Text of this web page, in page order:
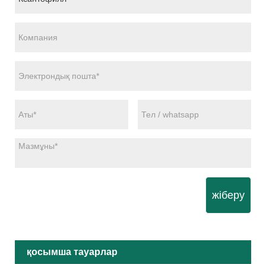
жіберу
қосымша тауарлар